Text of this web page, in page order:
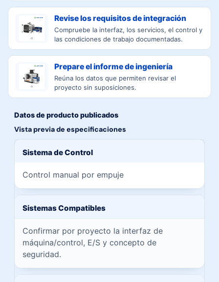
Revise los requisitos de integración
Compruebe la interfaz, los servicios, el control y
las condiciones de trabajo documentadas.
Prepare el informe de ingeniería
Reúna los datos que permiten revisar el
proyecto sin suposiciones.
Datos de producto publicados
Vista previa de especificaciones
Vista previa de especificaciones publicadas en esta página
Sistema de Control
Control manual por empuje
Sistemas Compatibles
Confirmar por proyecto la interfaz de
máquina/control, E/S y concepto de
seguridad.